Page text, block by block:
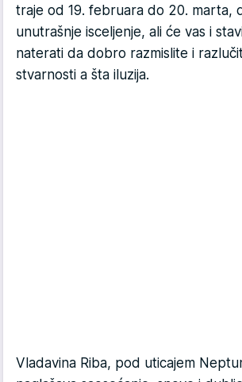
traje od 19. februara do 20. marta,
unutrašnje isceljenje, ali će vas i
naterati da dobro razmislite i
stvarnosti a šta iluzija.
Vladavina Riba, pod uticajem